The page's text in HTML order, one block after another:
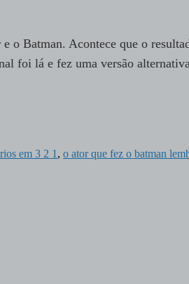
o Batman. Acontece que o
foi lá e fez uma versão
em 3 2 1 , o ator que fez o batman